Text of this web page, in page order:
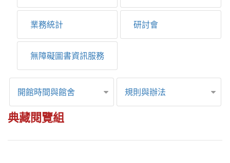
業務統計 研討會
無障礙圖書資訊服務
開館時間與館舍 規則與辦法
典藏閱覽組